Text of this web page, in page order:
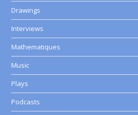
Drawings
Interviews
Mathematiques
Music
Plays
Podcasts